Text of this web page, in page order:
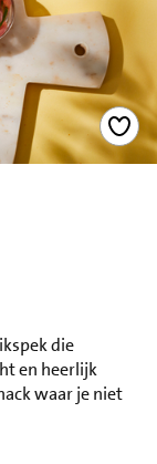
die
en heerlijk
waar je niet